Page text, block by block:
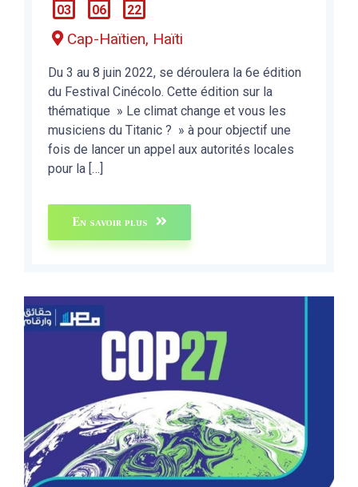
03 06 22
Cap-Haïtien, Haïti
Du 3 au 8 juin 2022, se déroulera la 6e édition
du Festival Cinécolo. Cette édition sur la
thématique » Le climat change et vous les
musiciens du Titanic ? » à pour objectif une
fois de lancer un appel aux autorités locales
pour la […]
En savoir plus